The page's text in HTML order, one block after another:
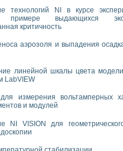
технологий NI в курсе
выдающихся
критичность
аэрозоля и выпадения
линейной шкалы цвета
LabVIEW
измерения вольтамперных
и модулей
NI VISION для